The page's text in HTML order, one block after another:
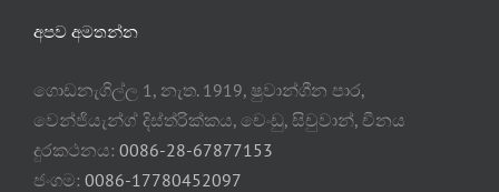
අපව අමතන්න
ගොඩනැගිල්ල 1, නැත. 1919, ෂුවාන්ගීන පාර,
වෙන්ජියැන්ග් දිස්ත්රික්කය, චෙංඩු, සිචුවාන්, චීනය
දුරකථනය: 0086-28-67877153
ජංගම: 0086-17780452097